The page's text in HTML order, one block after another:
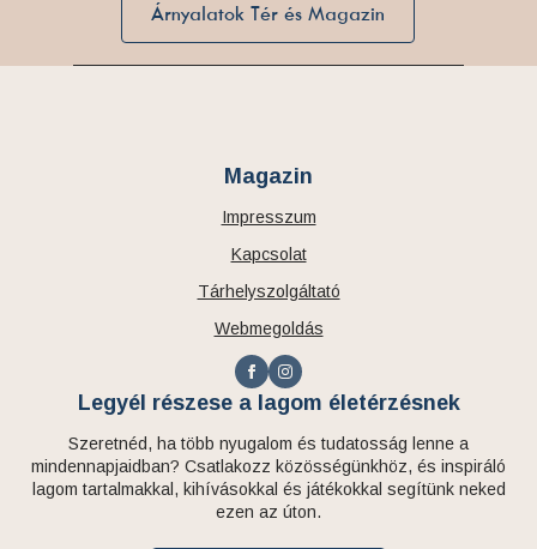
Árnyalatok Tér és Magazin
Magazin
Impresszum
Kapcsolat
Tárhelyszolgáltató
Webmegoldás
Legyél részese a lagom életérzésnek
Szeretnéd, ha több nyugalom és tudatosság lenne a
mindennapjaidban? Csatlakozz közösségünkhöz, és inspiráló
lagom tartalmakkal, kihívásokkal és játékokkal segítünk neked
ezen az úton.